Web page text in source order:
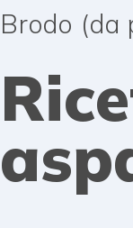
Brodo (da